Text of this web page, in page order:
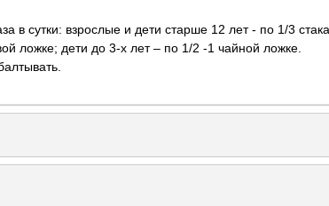
в сутки: взрослые и дети старше 12 лет - по 1/3
ложке; дети до 3-х лет – по 1/2 -1 чайной ложке.